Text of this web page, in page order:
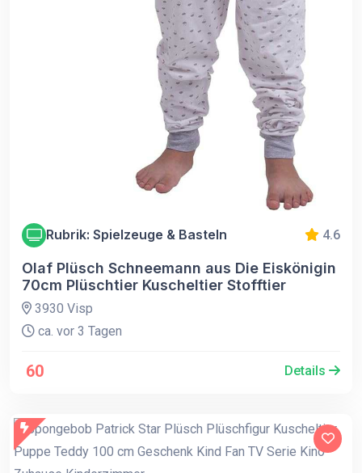
Rubrik: Spielzeuge & Basteln 4.6
Olaf Plüsch Schneemann aus Die Eiskönigin
70cm Plüschtier Kuscheltier Stofftier
3930 Visp
ca. vor 3 Tagen
60 Details